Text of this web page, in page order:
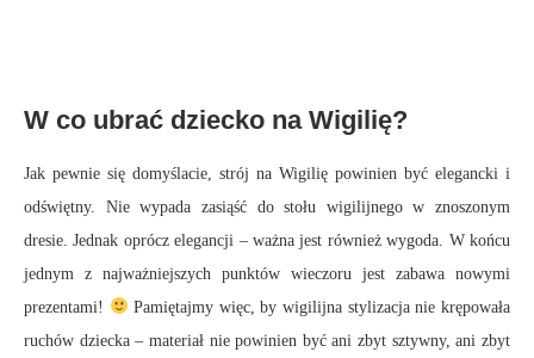
W co ubrać dziecko na Wigilię?
Jak pewnie się domyślacie, strój na Wigilię powinien być elegancki i
odświętny. Nie wypada zasiąść do stołu wigilijnego w znoszonym
dresie. Jednak oprócz elegancji – ważna jest również wygoda. W końcu
jednym z najważniejszych punktów wieczoru jest zabawa nowymi
prezentami!
Pamiętajmy więc, by wigilijna stylizacja nie krępowała
ruchów dziecka – materiał nie powinien być ani zbyt sztywny, ani zbyt